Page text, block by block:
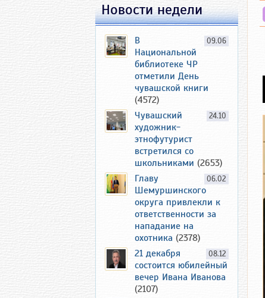
Новости недели
09.06
В
Национальной
библиотеке ЧР
отметили День
чувашской книги
(4572)
24.10
Чувашский
художник-
этнофутурист
встретился со
школьниками (2653)
06.02
Главу
Шемуршинского
округа привлекли к
ответственности за
нападание на
охотника (2378)
08.12
21 декабря
состоится юбилейный
вечер Ивана Иванова
(2107)